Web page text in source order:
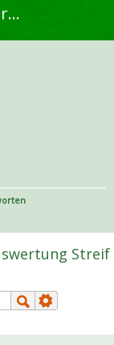
Nähkromanten - Die alternative Näh- und DIY-Community
Streif